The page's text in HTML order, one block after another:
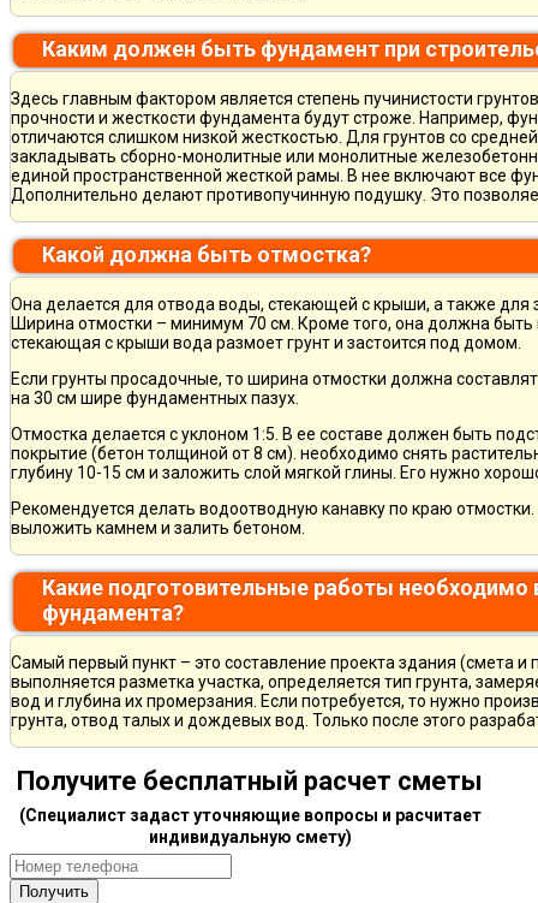
Каким должен быть фундамент при
Здесь главным фактором является степень пучинистости
прочности и жесткости фундамента будут строже. Например,
отличаются слишком низкой жесткостью. Для грунтов со
закладывать сборно-монолитные или монолитные
единой пространственной жесткой рамы. В нее включают все
Дополнительно делают противопучинную подушку. Это
Какой должна быть отмостка?
Она делается для отвода воды, стекающей с крыши, а также для
Ширина отмостки – минимум 70 см. Кроме того, она должна быть
стекающая с крыши вода размоет грунт и застоится под домом.
Если грунты просадочные, то ширина отмостки должна
на 30 см шире фундаментных пазух.
Отмостка делается с уклоном 1:5. В ее составе должен быть
покрытие (бетон толщиной от 8 см). необходимо снять
глубину 10-15 см и заложить слой мягкой глины. Его нужно
Рекомендуется делать водоотводную канавку по краю
выложить камнем и залить бетоном.
Какие подготовительные работы необходимо
фундамента?
Самый первый пункт – это составление проекта здания (смета
выполняется разметка участка, определяется тип грунта,
вод и глубина их промерзания. Если потребуется, то нужно
грунта, отвод талых и дождевых вод. Только после этого
Получите бесплатный расчет сметы
(Специалист задаст уточняющие вопросы и расчитает
индивидуальную смету)